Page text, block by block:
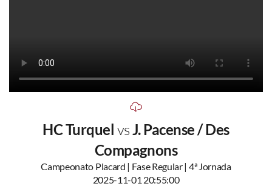
HC Turquel vsJ. Pacense / Des
Compagnons
Campeonato Placard | Fase Regular | 4ª Jornada
2025-11-01 20:55:00